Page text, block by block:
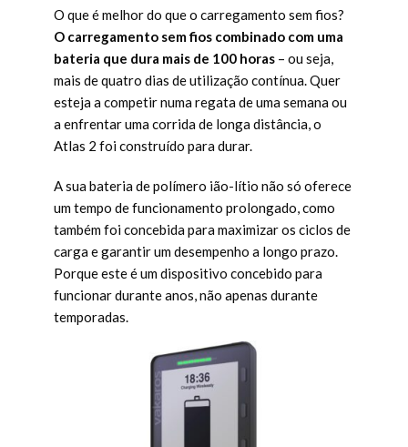
O que é melhor do que o carregamento sem fios?
O carregamento sem fios combinado com uma
bateria que dura mais de 100 horas– ou seja,
mais de quatro dias de utilização contínua. Quer
esteja a competir numa regata de uma semana ou
a enfrentar uma corrida de longa distância, o
Atlas 2 foi construído para durar.
A sua bateria de polímero ião-lítio não só oferece
um tempo de funcionamento prolongado, como
também foi concebida para maximizar os ciclos de
carga e garantir um desempenho a longo prazo.
Porque este é um dispositivo concebido para
funcionar durante anos, não apenas durante
temporadas.